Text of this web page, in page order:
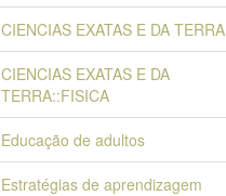
CIENCIAS EXATAS E DA TERRA
CIENCIAS EXATAS E DA
TERRA::FISICA
Educação de adultos
Estratégias de aprendizagem